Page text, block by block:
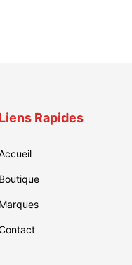
Liens Rapides
Boutique
Marques